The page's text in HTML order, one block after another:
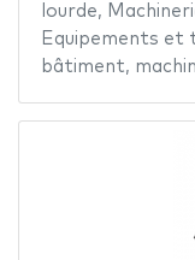
lourde,
Equipements et
bâtiment,